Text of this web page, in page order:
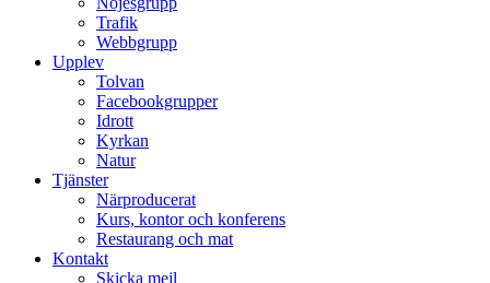
Trafik
Webbgrupp
Upplev
Tolvan
Facebookgrupper
Idrott
Kyrkan
Natur
Tjänster
Närproducerat
Kurs, kontor och konferens
Restaurang och mat
Kontakt
Skicka mejl